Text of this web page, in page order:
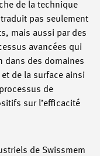
de la technique
pas seulement
mais aussi par des
avancées qui
dans des domaines
de la surface ainsi
de
sur l’efficacité
de Swissmem